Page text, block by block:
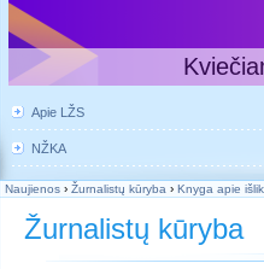
Apie LŽS
NŽKA
Naujienos › Žurnalistų kūryba › Knyga apie
Žurnalistų kūryba